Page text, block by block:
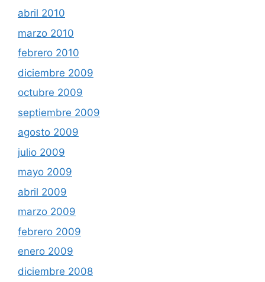
abril 2010
marzo 2010
febrero 2010
diciembre 2009
octubre 2009
septiembre 2009
agosto 2009
julio 2009
mayo 2009
abril 2009
marzo 2009
febrero 2009
enero 2009
diciembre 2008